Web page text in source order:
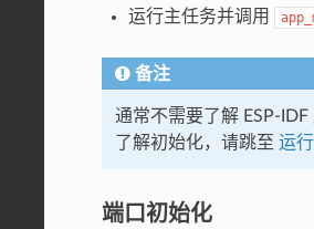
运行主任务并调用
备注
通常不需要了解 ESP-
了解初始化，请跳至 运
端口初始化